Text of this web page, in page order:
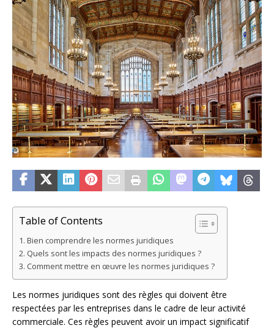
Table of Contents
Bien comprendre les normes juridiques
Quels sont les impacts des normes juridiques ?
Comment mettre en œuvre les normes juridiques ?
Les normes juridiques sont des règles qui doivent être
respectées par les entreprises dans le cadre de leur activité
commerciale. Ces règles peuvent avoir un impact significatif